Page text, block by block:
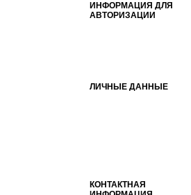
ИНФОРМАЦИЯ ДЛЯ
АВТОРИЗАЦИИ
ЛИЧНЫЕ ДАННЫЕ
КОНТАКТНАЯ